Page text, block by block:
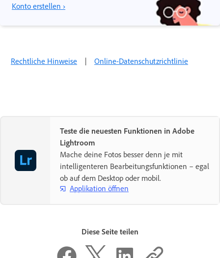
Konto erstellen ›
Rechtliche Hinweise | Online-Datenschutzrichtlinie
Teste die neuesten Funktionen in Adobe
Lightroom
Mache deine Fotos besser denn je mit
intelligenteren Bearbeitungsfunktionen – egal
ob auf dem Desktop oder mobil.
Applikation öffnen
Diese Seite teilen